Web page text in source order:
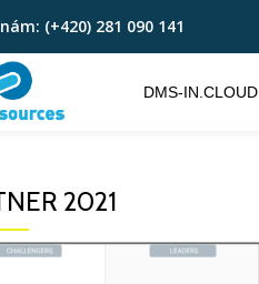
(+420) 281 090 141
DMS-IN.CLOUD
2021